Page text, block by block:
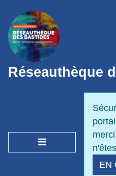
Réseauthèque
OUVRIR LE
EN